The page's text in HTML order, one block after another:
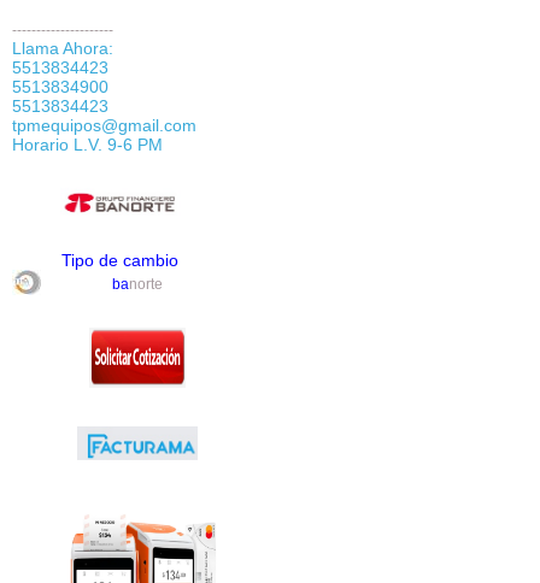
---------------------
Llama Ahora:
5513834423
5513834900
5513834423
tpmequipos@gmail.com
Horario L.V. 9-6 PM
Tipo de cambio
banorte